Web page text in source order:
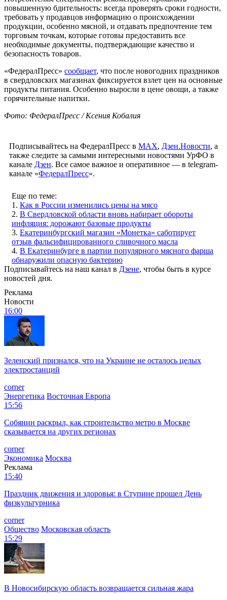
повышенную бдительность: всегда проверять сроки годности,
требовать у продавцов информацию о происхождении
продукции, особенно мясной, и отдавать предпочтение тем
торговым точкам, которые готовы предоставить все
необходимые документы, подтверждающие качество и
безопасность товаров.
«ФедералПресс» сообщает, что после новогодних праздников
в свердловских магазинах фиксируется взлет цен на основные
продукты питания. Особенно выросли в цене овощи, а также
горячительные напитки.
Фото: ФедералПресс / Ксения Кобалия
Подписывайтесь на ФедералПресс в МАХ, Дзен.Новости, а
также следите за самыми интересными новостями УрФО в
канале Дзен. Все самое важное и оперативное — в telegram-
канале «ФедералПресс».
Еще по теме:
1. Как в России изменились цены на мясо
2. В Свердловской области вновь набирает обороты
инфляция: дорожают базовые продукты
3. Екатеринбургский магазин «Монетка» саботирует
отзыв фальсифицированного сливочного масла
4. В Екатеринбурге в партии популярного мясного фарша
обнаружили опасную бактерию
Подписывайтесь на наш канал в Дзене, чтобы быть в курсе
новостей дня.
Реклама
Новости
16:00
Зеленский признался, что на Украине не осталось целых
электростанций
corner
Энергетика Восточная Европа
15:56
Собянин раскрыл, как строительство метро в Москве
сказывается на других регионах
corner
Экономика Москва
Реклама
15:40
Праздник движения и здоровья: в Ступине прошел День
физкультурника
corner
Общество Московская область
15:29
В Новосибирскую область возвращается сильная жара